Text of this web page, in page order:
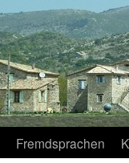
Fremdsprachen